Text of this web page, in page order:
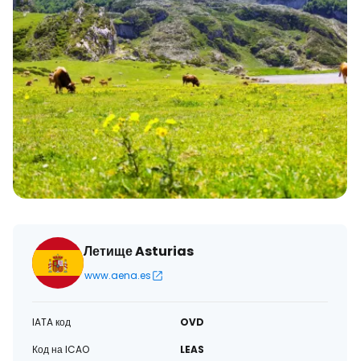
Летище Asturias
www.aena.es
IATA код
OVD
Код на ICAO
LEAS